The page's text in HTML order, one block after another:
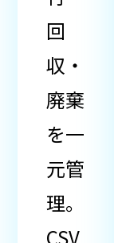
回
収・
廃棄
を一
元管
理。
CSV